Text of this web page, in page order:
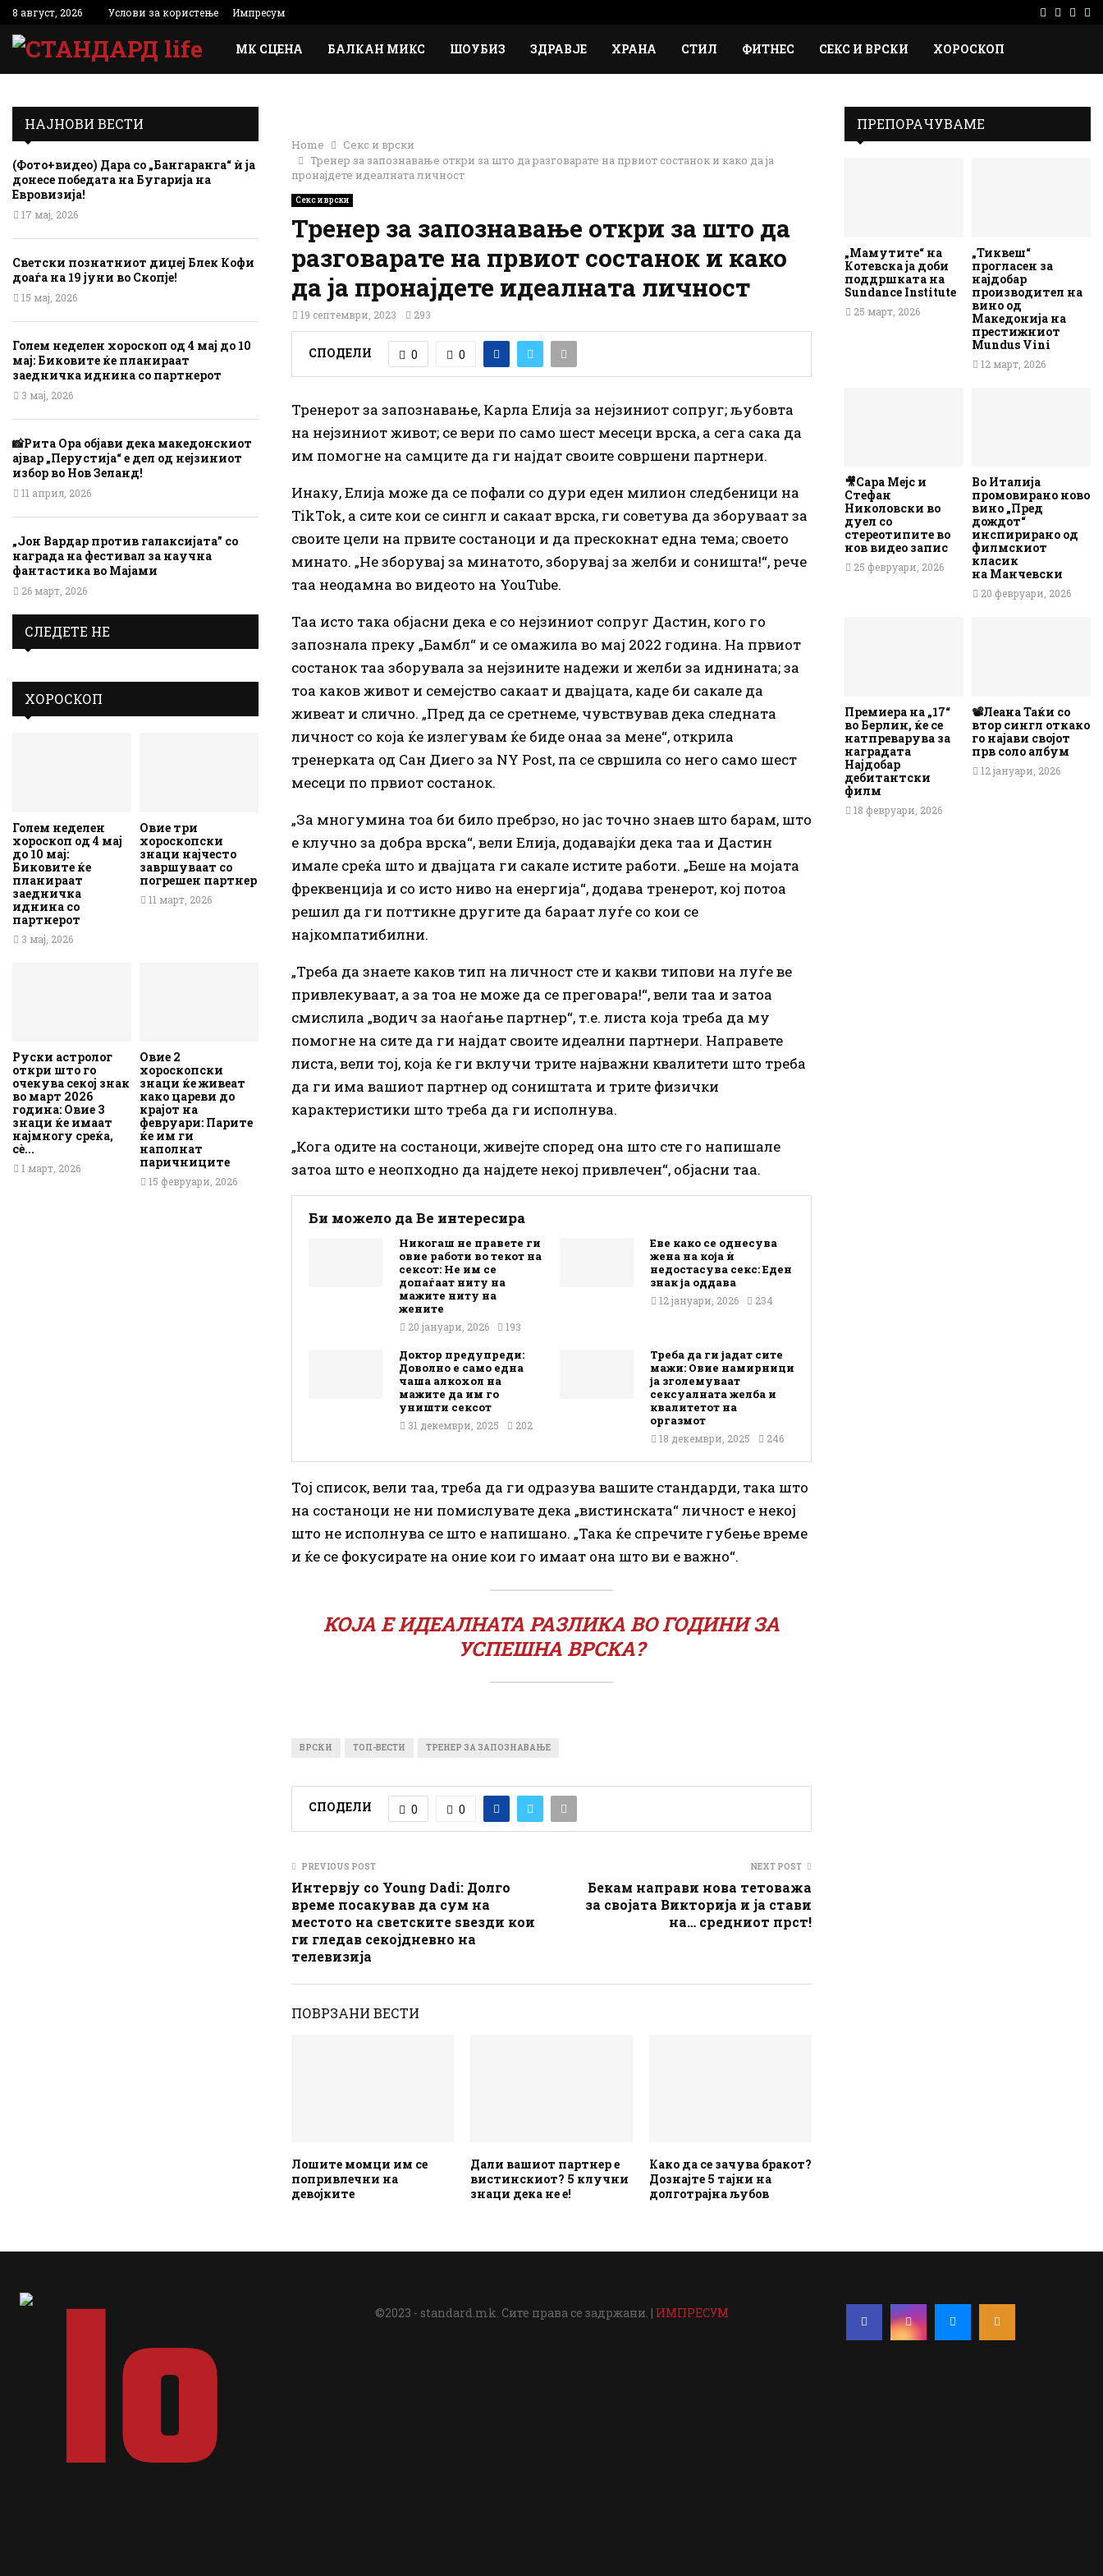
8 август, 2026 Услови за користење Импресум Facebook
МК СЦЕНА БАЛКАН МИКС ШОУБИЗ ЗДРАВЈЕ ХРАНА СТИЛ ФИТНЕС СЕКС И ВРСКИ ХОРОСКОП
Home
Секс и врски
Тренер за запознавање откри за што да разговарате на првиот состанок и како да ја
пронајдете идеалната личност
Секс и врски
Тренер за запознавање откри за што да
разговарате на првиот состанок и како
да ја пронајдете идеалната личност
19 септември, 2023 293
СПОДЕЛИ 0 0
Тренерот за запознавање, Карла Елија за нејзиниот сопруг; љубовта
на нејзиниот живот; се вери по само шест месеци врска, а сега сака да
им помогне на самците да ги најдат своите совршени партнери.
Инаку, Елија може да се пофали со дури еден милион следбеници на
TikTok, а сите кои се сингл и сакаат врска, ги советува да зборуваат за
своите цели на првите состаноци и да прескокнат една тема; своето
минато. „Не зборувај за минатото, зборувај за желби и соништа!“, рече
таа неодамна во видеото на YouTube.
Таа исто така објасни дека е со нејзиниот сопруг Дастин, кого го
запознала преку „Бамбл“ и се омажила во мај 2022 година. На првиот
состанок таа зборувала за нејзините надежи и желби за иднината; за
тоа каков живот и семејство сакаат и двајцата, каде би сакале да
живеат и слично. „Пред да се сретнеме, чувствував дека следната
личност со која ќе излегувам ќе биде онаа за мене“, открила
тренерката од Сан Диего за NY Post, па се свршила со него само шест
месеци по првиот состанок.
„За многумина тоа би било пребрзо, но јас точно знаев што барам, што
е клучно за добра врска“, вели Елија, додавајќи дека таа и Дастин
имале среќа што и двајцата ги сакале истите работи. „Беше на мојата
фреквенција и со исто ниво на енергија“, додава тренерот, кој потоа
решил да ги поттикне другите да бараат луѓе со кои се
најкомпатибилни.
„Треба да знаете каков тип на личност сте и какви типови на луѓе ве
привлекуваат, а за тоа не може да се преговара!“, вели таа и затоа
смислила „водич за наоѓање партнер“, т.е. листа која треба да му
помогне на сите да ги најдат своите идеални партнери. Направете
листа, вели тој, која ќе ги вклучи трите најважни квалитети што треба
да ги има вашиот партнер од соништата и трите физички
карактеристики што треба да ги исполнува.
„Кога одите на состаноци, живејте според она што сте го напишале
затоа што е неопходно да најдете некој привлечен“, објасни таа.
Би можело да Ве интересира
Никогаш не правете ги
овие работи во текот на
сексот: Не им се
допаѓаат ниту на
мажите ниту на
жените
20 јануари, 2026 193
Еве како се однесува
жена на која ѝ
недостасува секс: Еден
знак ја оддава
12 јануари, 2026 234
Доктор предупреди:
Доволно е само една
чаша алкохол на
мажите да им го
уништи сексот
31 декември, 2025 202
Треба да ги јадат сите
мажи: Овие намирници
ја зголемуваат
сексуалната желба и
квалитетот на
оргазмот
18 декември, 2025 246
Тој список, вели таа, треба да ги одразува вашите стандарди, така што
на состаноци не ни помислувате дека „вистинската“ личност е некој
што не исполнува се што е напишано. „Така ќе спречите губење време
и ќе се фокусирате на оние кои го имаат она што ви е важно“.
КОЈА Е ИДЕАЛНАТА РАЗЛИКА ВО ГОДИНИ ЗА
УСПЕШНА ВРСКА?
ВРСКИ ТОП-ВЕСТИ ТРЕНЕР ЗА ЗАПОЗНАВАЊЕ
СПОДЕЛИ 0 0
PREVIOUS POST
Интервју со Young Dadi: Долго
време посакував да сум на
местото на светските ѕвезди кои
ги гледав секојдневно на
телевизија
NEXT POST
Бекам направи нова тетоважа
за својата Викторија и ја стави
на… средниот прст!
ПОВРЗАНИ ВЕСТИ
Лошите момци им се
попривлечни на
девојките
Дали вашиот партнер е
вистинскиот? 5 клучни
знаци дека не е!
Како да се зачува бракот?
Дознајте 5 тајни на
долготрајна љубов
НАЈНОВИ ВЕСТИ
(Фото+видео) Дара со „Бангаранга“ ѝ ја
донесе победата на Бугарија на
Евровизија!
17 мај, 2026
Светски познатниот диџеј Блек Кофи
доаѓа на 19 јуни во Скопје!
15 мај, 2026
Голем неделен хороскоп од 4 мај до 10
мај: Биковите ќе планираат
заедничка иднина со партнерот
3 мај, 2026
📸Рита Ора објави дека македонскиот
ајвар „Перустија“ е дел од нејзиниот
избор во Нов Зеланд!
11 април, 2026
„Јон Вардар против галаксијата” со
награда на фестивал за научна
фантастика во Мајами
26 март, 2026
СЛЕДЕТЕ НЕ
ХОРОСКОП
Голем неделен
хороскоп од 4 мај
до 10 мај:
Биковите ќе
планираат
заедничка
иднина со
партнерот
3 мај, 2026
Овие три
хороскопски
знаци најчесто
завршуваат со
погрешен партнер
11 март, 2026
Руски астролог
откри што го
очекува секој знак
во март 2026
година: Овие 3
знаци ќе имаат
најмногу среќа,
сè...
1 март, 2026
Овие 2
хороскопски
знаци ќе живеат
како цареви до
крајот на
февруари: Парите
ќе им ги
наполнат
паричниците
15 февруари, 2026
ПРЕПОРАЧУВАМЕ
„Мамутите“ на
Котевска ја доби
поддршката на
Sundance Institute
25 март, 2026
„Тиквеш“
прогласен за
најдобар
производител на
вино од
Македонија на
престижниот
Mundus Vini
12 март, 2026
🎥Сара Мејс и
Стефан
Николовски во
дуел со
стереотипите во
нов видео запис
25 февруари, 2026
Во Италија
промовирано ново
вино „Пред
дождот“
инспирирано од
филмскиот
класик
на Манчевски
20 февруари, 2026
Премиера на „17“
во Берлин, ќе се
натпреварува за
наградата
Најдобар
дебитантски
филм
18 февруари, 2026
📽️Леана Таќи со
втор сингл откако
го најави својот
прв соло албум
12 јануари, 2026
©2023 - standard.mk. Сите права се задржани. | ИМПРЕСУМ